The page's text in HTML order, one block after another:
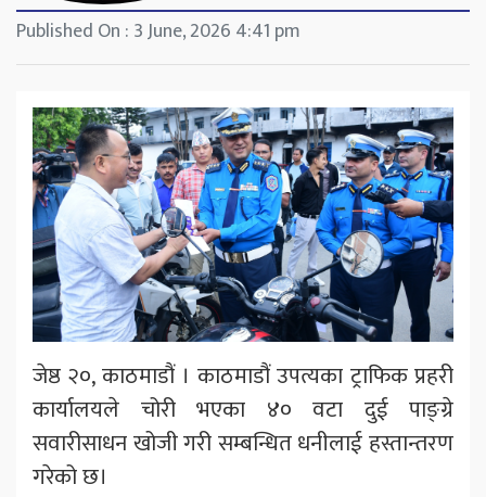
Published On : 3 June, 2026 4:41 pm
जेष्ठ २०, काठमाडौं । काठमाडौं उपत्यका ट्राफिक प्रहरी
कार्यालयले चोरी भएका ४० वटा दुई पाङ्ग्रे
सवारीसाधन खोजी गरी सम्बन्धित धनीलाई हस्तान्तरण
गरेको छ।